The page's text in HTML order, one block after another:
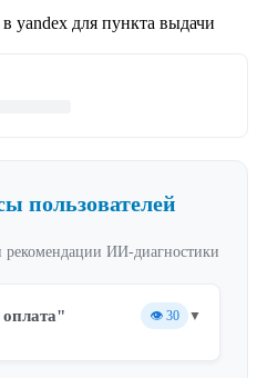
yandex для пункта выдачи
пользователей
рекомендации ИИ-диагностики
оплата" 👁️ 30 ▼